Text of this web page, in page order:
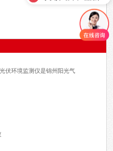
伏环境监测仪是锦州阳光气